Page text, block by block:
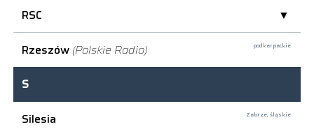
RSC
Rzeszów (Polskie Radio) podkarpackie
S
Silesia
Zabrze, śląskie